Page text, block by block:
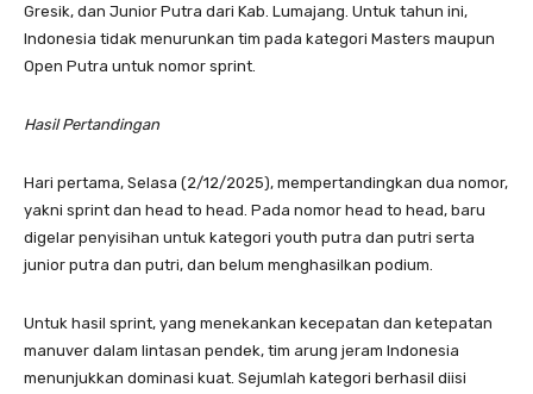
Gresik, dan Junior Putra dari Kab. Lumajang. Untuk tahun ini,
Indonesia tidak menurunkan tim pada kategori Masters maupun
Open Putra untuk nomor sprint.
Hasil Pertandingan
Hari pertama, Selasa (2/12/2025), mempertandingkan dua nomor,
yakni sprint dan head to head. Pada nomor head to head, baru
digelar penyisihan untuk kategori youth putra dan putri serta
junior putra dan putri, dan belum menghasilkan podium.
Untuk hasil sprint, yang menekankan kecepatan dan ketepatan
manuver dalam lintasan pendek, tim arung jeram Indonesia
menunjukkan dominasi kuat. Sejumlah kategori berhasil diisi